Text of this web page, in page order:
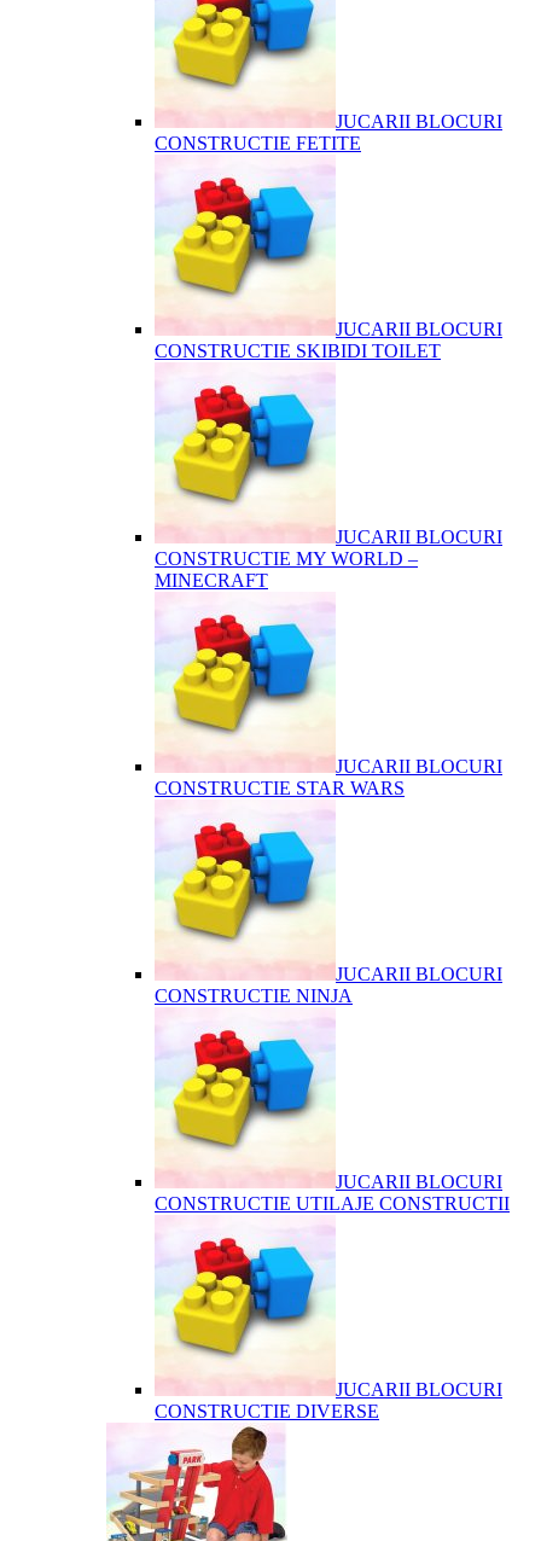
JUCARII BLOCURI
CONSTRUCTIE FETITE
JUCARII BLOCURI
CONSTRUCTIE SKIBIDI TOILET
JUCARII BLOCURI
CONSTRUCTIE MY WORLD –
MINECRAFT
JUCARII BLOCURI
CONSTRUCTIE STAR WARS
JUCARII BLOCURI
CONSTRUCTIE NINJA
JUCARII BLOCURI
CONSTRUCTIE UTILAJE CONSTRUCTII
JUCARII BLOCURI
CONSTRUCTIE DIVERSE